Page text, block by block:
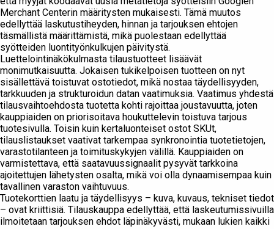
Merchant Centerin määritysten mukaisesti. Tämä muutos
edellyttää laskutustiheyden, hinnan ja tarjouksen ehtojen
täsmällistä määrittämistä, mikä puolestaan edellyttää
syötteiden luontityönkulkujen päivitystä.
Luettelointinäkökulmasta tilaustuotteet lisäävät
monimutkaisuutta. Jokaisen tukikelpoisen tuotteen on nyt
sisällettävä toistuvat ostotiedot, mikä nostaa täydellisyyden,
tarkkuuden ja strukturoidun datan vaatimuksia. Vaatimus yhdestä
tilausvaihtoehdosta tuotetta kohti rajoittaa joustavuutta, joten
kauppiaiden on priorisoitava houkuttelevin toistuva tarjous
tuotesivulla. Toisin kuin kertaluonteiset ostot SKUt,
tilauslistaukset vaativat tarkempaa synkronointia tuotetietojen,
varastotilanteen ja toimituskykyjen välillä. Kauppiaiden on
varmistettava, että saatavuussignaalit pysyvät tarkkoina
ajoitettujen lähetysten osalta, mikä voi olla dynaamisempaa kuin
tavallinen varaston vaihtuvuus.
Tuotekorttien laatu ja täydellisyys – kuva, kuvaus, tekniset tiedot
– ovat kriittisiä. Tilauskauppa edellyttää, että laskeutumissivuilla
ilmoitetaan tarjouksen ehdot läpinäkyvästi, mukaan lukien kaikki